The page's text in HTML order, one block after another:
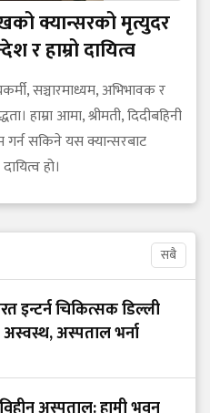
क्यान्सरको मृत्युदर
र हाम्रो दायित्व
सञ्चारमाध्यम, अभिभावक र
हाम्रा आमा, श्रीमती, दिदीबहिनी
गर्न सकिने यस क्यान्सरबाट
हो।
सबै
इन्टर्न चिकित्सक डिल्ली
अस्पताल भर्ना